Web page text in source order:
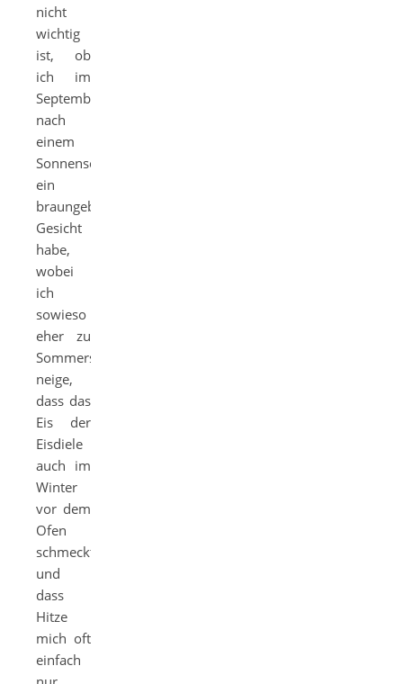
nicht
wichtig
ist, ob
ich im
September
nach
einem
Sonnensommer
ein
braungebranntes
Gesicht
habe,
wobei
ich
sowieso
eher zu
Sommersprossen
neige,
dass das
Eis der
Eisdiele
auch im
Winter
vor dem
Ofen
schmeckt
und
dass
Hitze
mich oft
einfach